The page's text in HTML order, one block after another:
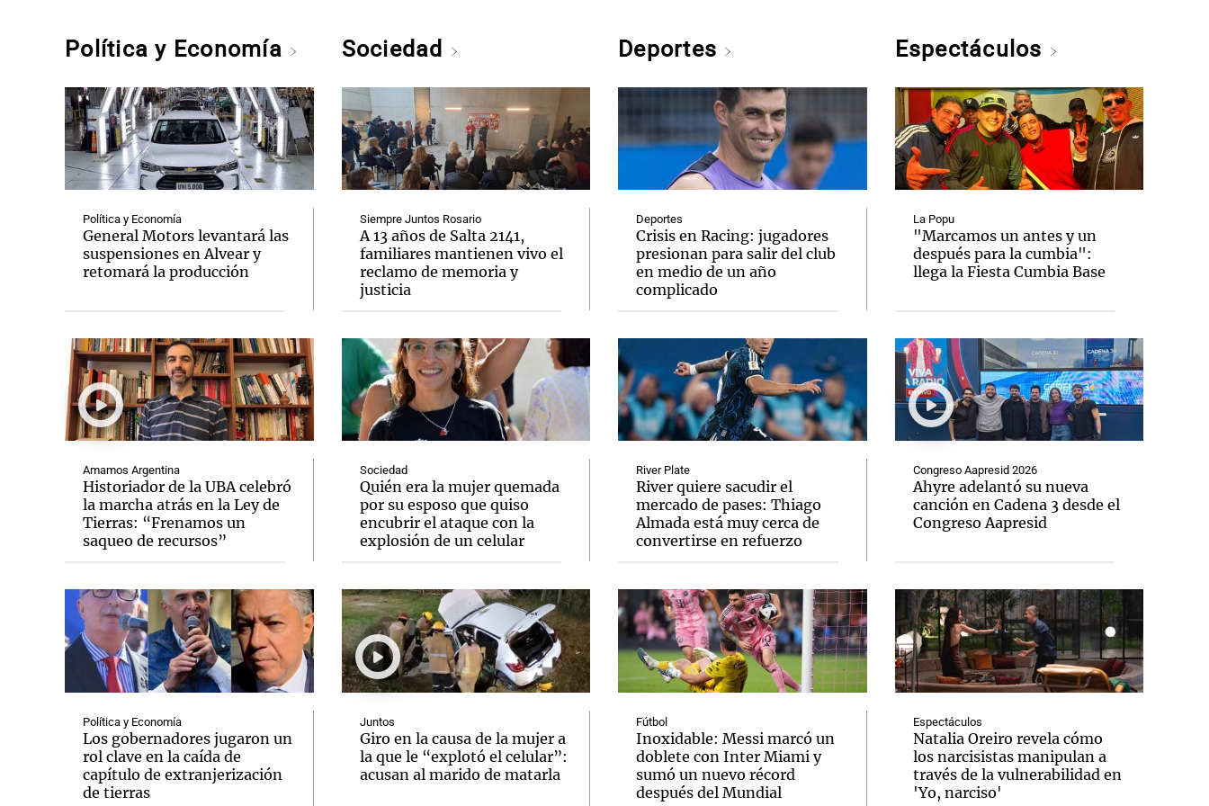
Política y Economía
Política y Economía
General Motors levantará las
suspensiones en Alvear y
retomará la producción
Amamos Argentina
Historiador de la UBA celebró
la marcha atrás en la Ley de
Tierras: “Frenamos un
saqueo de recursos”
Política y Economía
Los gobernadores jugaron un
rol clave en la caída de
capítulo de extranjerización
de tierras
Sociedad
Siempre Juntos Rosario
A 13 años de Salta 2141,
familiares mantienen vivo el
reclamo de memoria y
justicia
Sociedad
Quién era la mujer quemada
por su esposo que quiso
encubrir el ataque con la
explosión de un celular
Juntos
Giro en la causa de la mujer a
la que le “explotó el celular”:
acusan al marido de matarla
Deportes
Deportes
Crisis en Racing: jugadores
presionan para salir del club
en medio de un año
complicado
River Plate
River quiere sacudir el
mercado de pases: Thiago
Almada está muy cerca de
convertirse en refuerzo
Fútbol
Inoxidable: Messi marcó un
doblete con Inter Miami y
sumó un nuevo récord
después del Mundial
Espectáculos
La Popu
"Marcamos un antes y un
después para la cumbia":
llega la Fiesta Cumbia Base
Congreso Aapresid 2026
Ahyre adelantó su nueva
canción en Cadena 3 desde el
Congreso Aapresid
Espectáculos
Natalia Oreiro revela cómo
los narcisistas manipulan a
través de la vulnerabilidad en
'Yo, narciso'
Notas Notas
El huracán de Arequito
Notas
Cadena 3 en Groenlandia
Notas